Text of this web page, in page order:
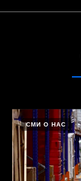
СМИ О НАС